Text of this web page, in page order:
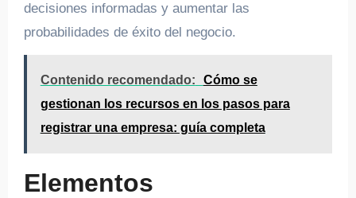
decisiones informadas y aumentar las
probabilidades de éxito del negocio.
Contenido recomendado:
Cómo se
gestionan los recursos en los pasos para
registrar una empresa: guía completa
Elementos